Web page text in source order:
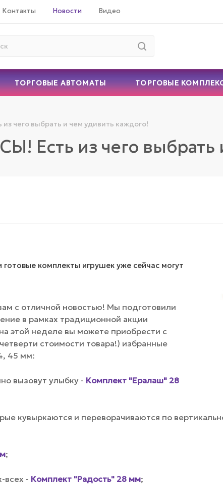
Контакты Новости Видео
ТОРГОВЫЕ АВТОМАТЫ ТОРГОВЫЕ
чего выбрать и чем удивить каждого!
Есть из чего выбрать
комплекты игрушек уже сейчас могут
с отличной новостью! Мы подготовили
в рамках традиционной акции
этой неделе вы можете приобрести с
стоимости товара!) избранные
45 мм:
вызовут улыбку - Комплект "Ералаш" 28
кувыркаются и переворачиваются по
;
всех - Комплект "Радость" 28 мм;